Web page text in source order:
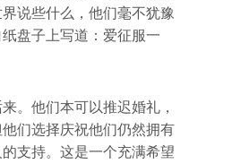
说些什么，他们毫不犹豫
盘子上写道：爱征服一
。他们本可以推迟婚礼，
们选择庆祝他们仍然拥有
支持。这是一个充满希望